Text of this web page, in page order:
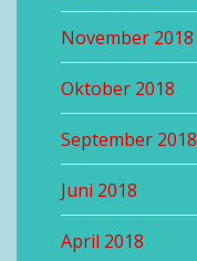
November 2018
Oktober 2018
September 2018
Juni 2018
April 2018